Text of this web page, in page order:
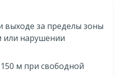
выходе за пределы зоны
или нарушении
м при свободной